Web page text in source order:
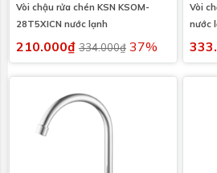
Vòi chậu rửa chén KSN KSOM-
28T5XICN nước lạnh
210.000₫ 334.000₫ 37%
Vòi
nước